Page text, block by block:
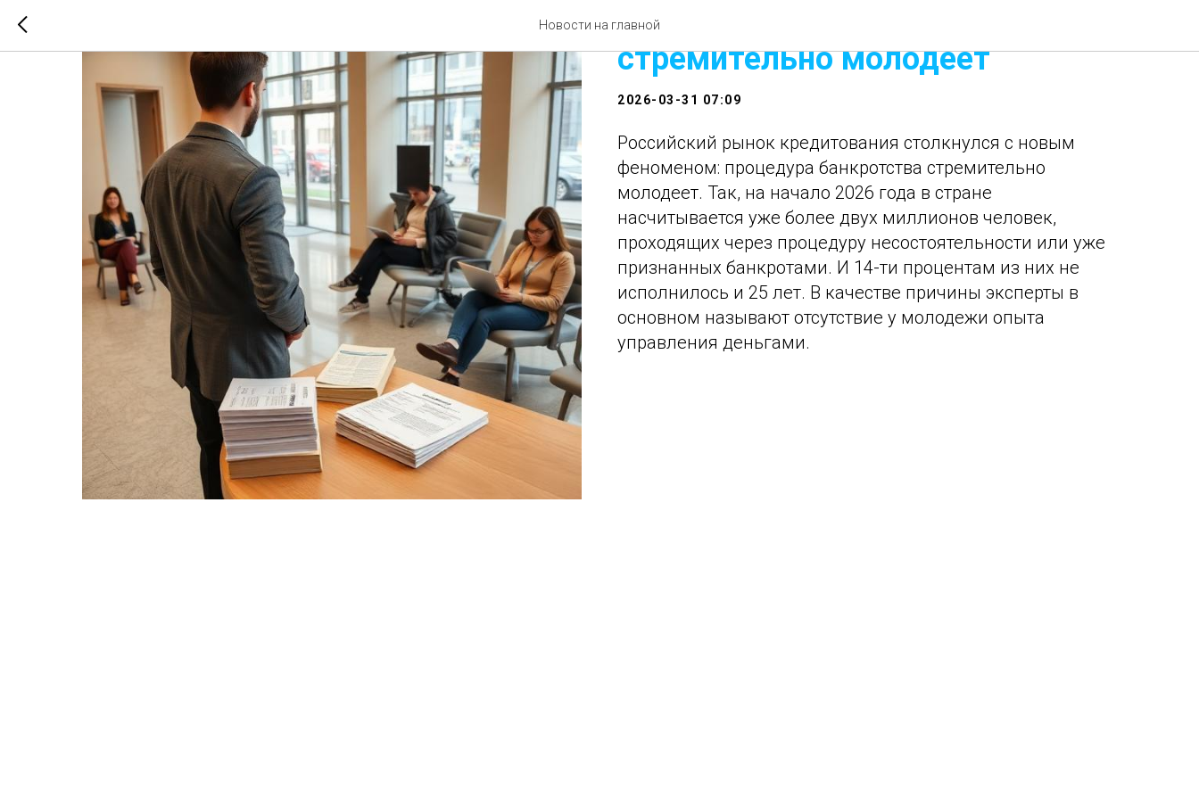
Новости на главнойПроцедура банкротства
стремительно молодеет
2026-03-31 07:09
Российский рынок кредитования столкнулся с новым
феноменом: процедура банкротства стремительно
молодеет. Так, на начало 2026 года в стране
насчитывается уже более двух миллионов человек,
проходящих через процедуру несостоятельности или уже
признанных банкротами. И 14-ти процентам из них не
исполнилось и 25 лет. В качестве причины эксперты в
основном называют отсутствие у молодежи опыта
управления деньгами.